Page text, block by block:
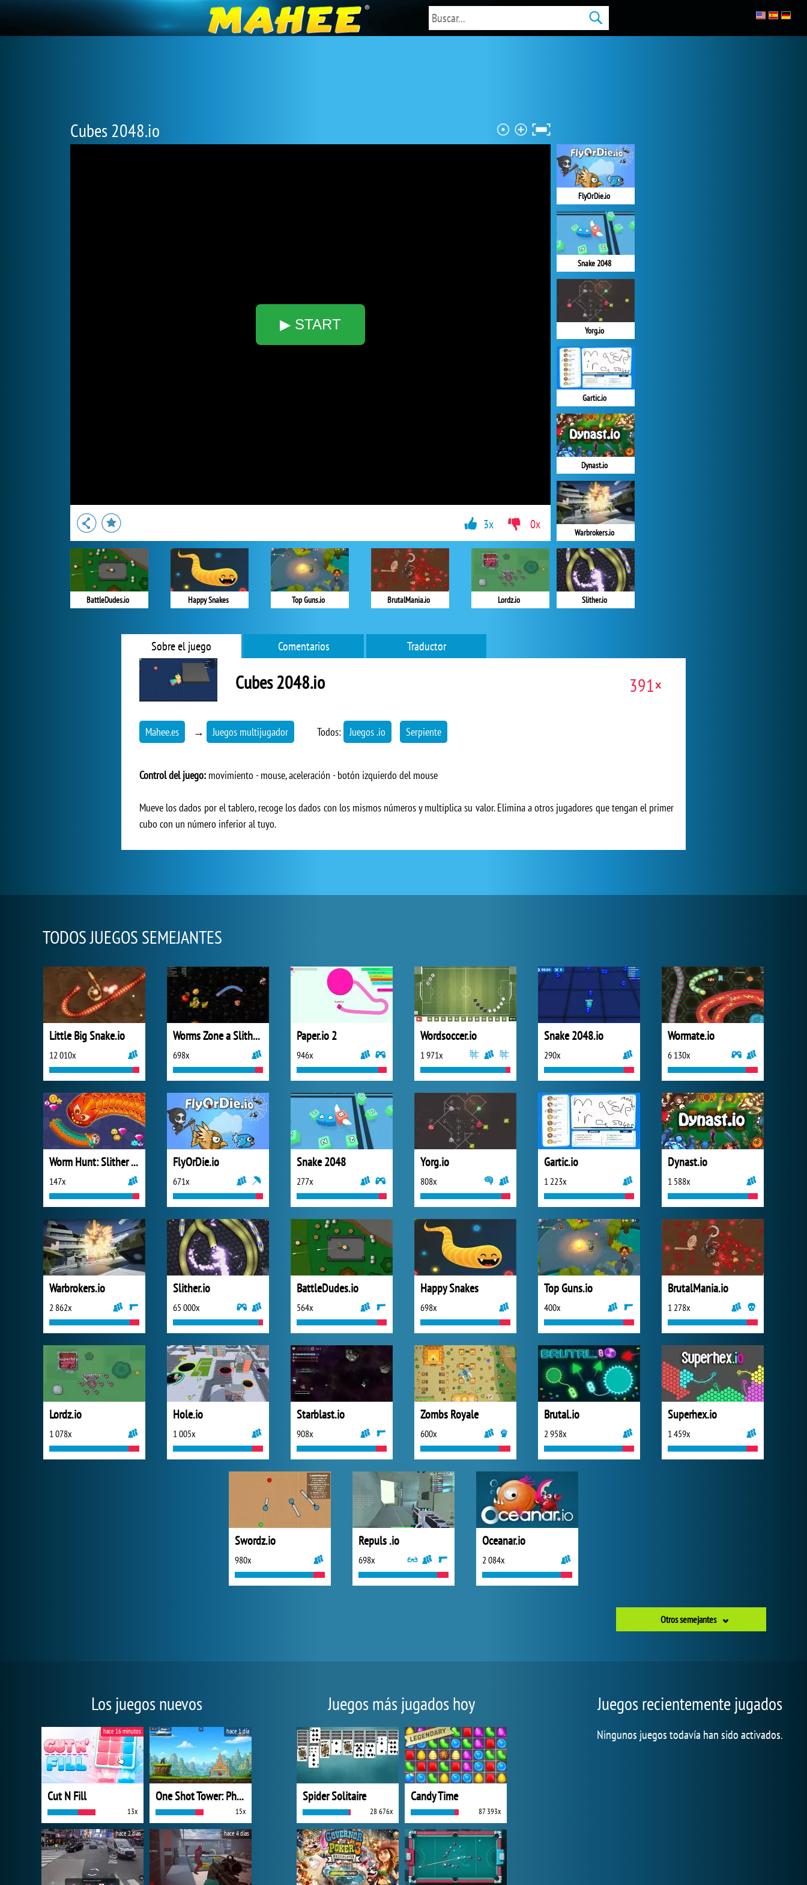
Cubes 2048.io
▶ START
FlyOrDie.io
Snake 2048
Yorg.io
Gartic.io
Dynast.io
Warbrokers.io
Slither.io
BattleDudes.io Happy Snakes Top Guns.io BrutalMania.io Lordz.io
3x 0x
Sobre el juego Comentarios Traductor
Cubes 2048.io 391×
Mahee.es → Juegos multijugador Todos: Juegos .io Serpiente
Control del juego: movimiento - mouse, aceleración - botón izquierdo del mouse
Mueve los dados por el tablero, recoge los dados con los mismos números y multiplica su valor. Elimina a otros jugadores que tengan el primer
cubo con un número inferior al tuyo.
TODOS JUEGOS SEMEJANTES
Little Big Snake.io
12 010x
Worms Zone a Slithery Snake
698x
Paper.io 2
946x
Wordsoccer.io
1 971x
Snake 2048.io
290x
Wormate.io
6 130x
Worm Hunt: Slither Snake
147x
FlyOrDie.io
671x
Snake 2048
277x
Yorg.io
808x
Gartic.io
1 223x
Dynast.io
1 588x
Warbrokers.io
2 862x
Slither.io
65 000x
BattleDudes.io
564x
Happy Snakes
698x
Top Guns.io
400x
BrutalMania.io
1 278x
Lordz.io
1 078x
Hole.io
1 005x
Starblast.io
908x
Zombs Royale
600x
Brutal.io
2 958x
Superhex.io
1 459x
Swordz.io
980x
Repuls .io
698x
Oceanar.io
2 084x
Otros semejantes
Los juegos nuevos
Cut N Fill
13x
hace 16 minutos
One Shot Tower: Physics Destroyer
15x
hace 1 día
hace 2 días hace 4 días
Juegos más jugados hoy
Spider Solitaire
28 676x
Candy Time
87 393x
Juegos recientemente jugados
Ningunos juegos todavía han sido activados.